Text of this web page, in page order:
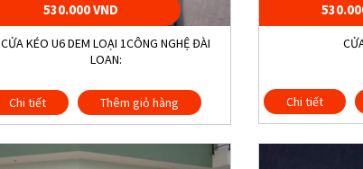
530.000 VND
CỬA KÉO U6 DEM LOẠI 1CÔNG NGHỆ ĐÀI
LOAN:
Chi tiết Thêm giỏ hàng Chi tiết